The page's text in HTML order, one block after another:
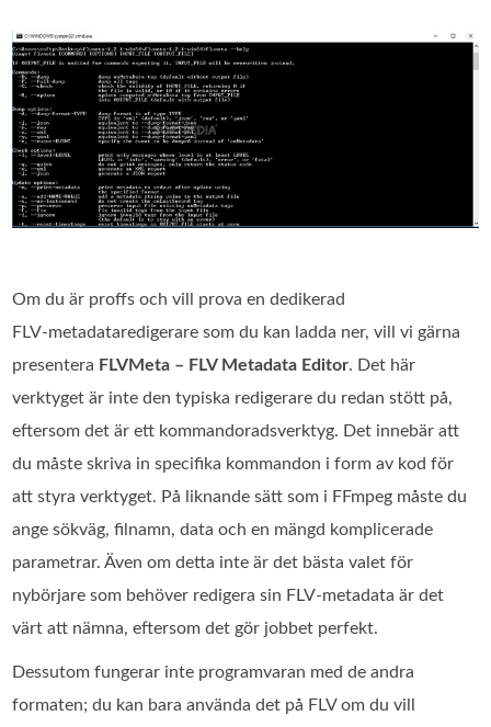
Om du är proffs och vill prova en dedikerad
FLV‑metadataredigerare som du kan ladda ner, vill vi gärna
presentera FLVMeta – FLV Metadata Editor. Det här
verktyget är inte den typiska redigerare du redan stött på,
eftersom det är ett kommandoradsverktyg. Det innebär att
du måste skriva in specifika kommandon i form av kod för
att styra verktyget. På liknande sätt som i FFmpeg måste du
ange sökväg, filnamn, data och en mängd komplicerade
parametrar. Även om detta inte är det bästa valet för
nybörjare som behöver redigera sin FLV‑metadata är det
värt att nämna, eftersom det gör jobbet perfekt.
Dessutom fungerar inte programvaran med de andra
formaten; du kan bara använda det på FLV om du vill